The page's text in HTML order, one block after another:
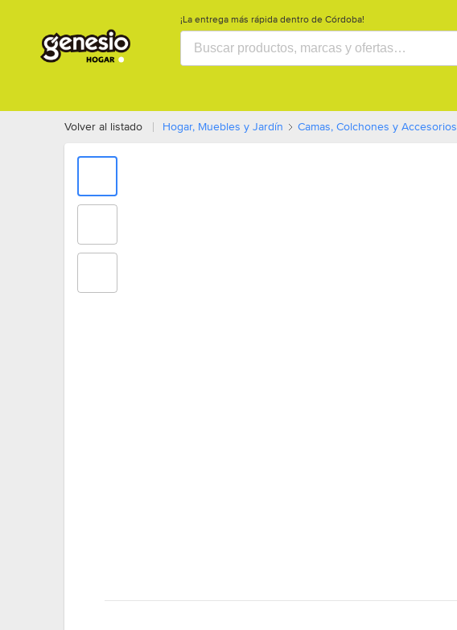
¡La entrega más rápida dentro de Córdoba!
Volver al listado Hogar, Muebles y Jardín Camas, Colchones y Accesorios